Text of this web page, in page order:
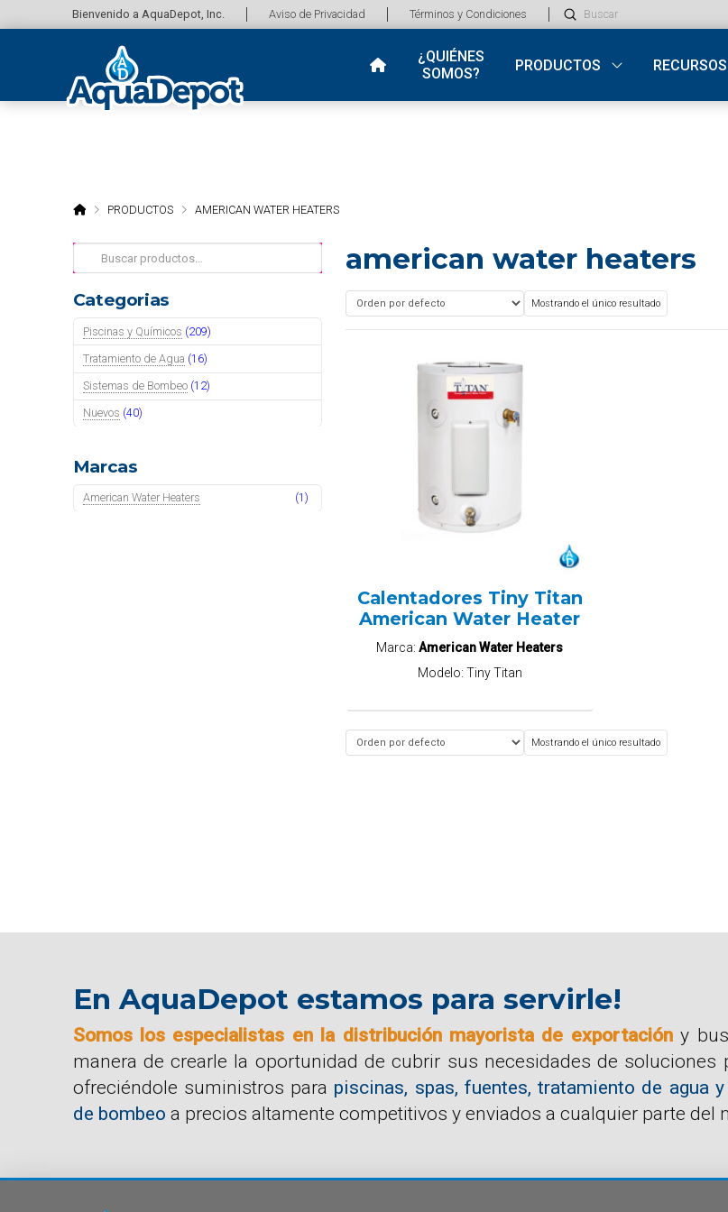
Bienvenido a AquaDepot, Inc. Aviso de Privacidad Términos y Condiciones
Search
Submit
¿QUIÉNES
SOMOS?
PRODUCTOS RECURSOS
HOMEPRODUCTOS AMERICAN WATER HEATERS
Buscar
por:
Categorias
Piscinas y Químicos (209)
Tratamiento de Agua (16)
Sistemas de Bombeo (12)
Nuevos (40)
Marcas
American Water Heaters (1)
american water heaters
Mostrando el único resultado
Calentadores Tiny Titan
American Water Heater
Marca:American Water Heaters
Modelo: Tiny Titan
Mostrando el único resultado
En AquaDepot estamos para servirle!
Somos los especialistas en la distribución mayorista de exportacióny
manera de crearle la oportunidad de cubrir sus necesidades de soluciones
ofreciéndole suministros para piscinas, spas, fuentes, tratamiento de agua
de bombeo a precios altamente competitivos y enviados a cualquier parte del